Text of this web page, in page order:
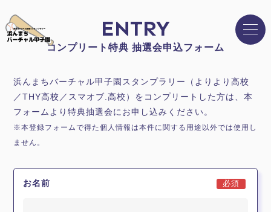
ENTRY
コンプリート特典 抽選会申込フォーム
浜んまちバーチャル甲子園スタンプラリー（よりより高校
／THY高校／スマオブ.高校）をコンプリートした方は、本
フォームより特典抽選会にお申し込みください。
※本登録フォームで得た個人情報は本件に関する用途以外では使用し
ません。
お名前 必須